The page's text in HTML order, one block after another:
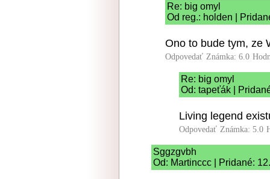
Re: big omyl
Od reg.: holden |
Ono to bude tym, ze
Odpovedať Známka: 6.0
Re: big omyl
Od: tapeťák |
Living legend
Odpovedať Známka: 5.0
Sggzgvbh
Od: Martinccc | Pridané: